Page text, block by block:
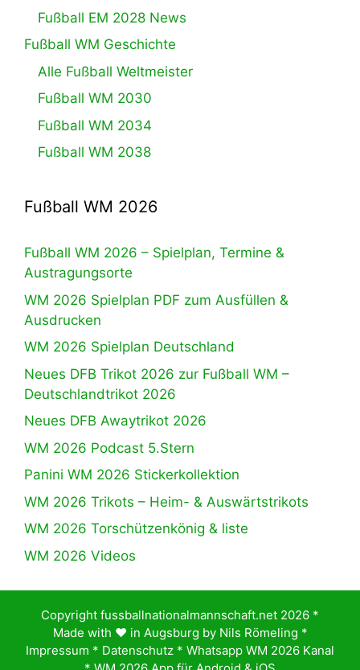
Fußball EM 2028 News
Fußball WM Geschichte
Alle Fußball Weltmeister
Fußball WM 2030
Fußball WM 2034
Fußball WM 2038
Fußball WM 2026
Fußball WM 2026 – Spielplan, Termine &
Austragungsorte
WM 2026 Spielplan PDF zum Ausfüllen &
Ausdrucken
WM 2026 Spielplan Deutschland
Neues DFB Trikot 2026 zur Fußball WM –
Deutschlandtrikot 2026
Neues DFB Awaytrikot 2026
WM 2026 Podcast 5.Stern
Panini WM 2026 Stickerkollektion
WM 2026 Trikots – Heim- & Auswärtstrikots
WM 2026 Torschützenkönig & liste
WM 2026 Videos
Copyright fussballnationalmannschaft.net 2026 *
Made with ♥️ in Augsburg by Nils Römeling *
Impressum * Datenschutz * Whatsapp WM 2026 Kanal